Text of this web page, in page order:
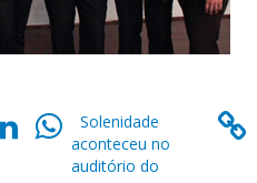
Solenidade
aconteceu no
auditório do